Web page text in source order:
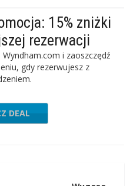
15% zniżki
rezerwacji
i zaoszczędź
gdy rezerwujesz z
DEAL